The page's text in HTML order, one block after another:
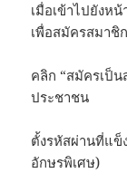
เมื่อเข้าไปยังห
เพื่อสมัครสมาชิ
คลิก “สมัครเป็
ประชาชน
ตั้งรหัสผ่านที่แข็
อักษรพิเศษ)